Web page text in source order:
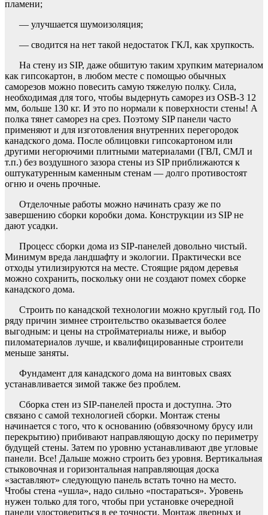
пламени;
— улучшается шумоизоляция;
— сводится на нет такой недостаток ГКЛ, как хрупкость.
На стену из SIP, даже обшитую таким хрупким материалом
как гипсокартон, в любом месте с помощью обычных
саморезов можно повесить самую тяжелую полку. Сила,
необходимая для того, чтобы выдернуть саморез из OSB-3 12
мм, больше 130 кг. И это по нормали к поверхности стены! А
полка тянет саморез на срез. Поэтому SIP панели часто
применяют и для изготовления внутренних перегородок
канадского дома. После облицовки гипсокартоном или
другими негорючими плитными материалами (ГВЛ, СМЛ и
т.п.) без воздушного зазора стены из SIP приближаются к
оштукатуренным каменным стенам — долго противостоят
огню и очень прочные.
Отделочные работы можно начинать сразу же по
завершению сборки коробки дома. Конструкции из SIP не
дают усадки.
Процесс сборки дома из SIP-панелей довольно чистый.
Минимум вреда ландшафту и экологии. Практически все
отходы утилизируются на месте. Стоящие рядом деревья
можно сохранить, поскольку они не создают помех сборке
канадского дома.
Строить по канадской технологии можно круглый год. По
ряду причин зимнее строительство оказывается более
выгодным: и цены на стройматериалы ниже, и выбор
пиломатериалов лучше, и квалифицированные строители
меньше заняты.
Фундамент для канадского дома на винтовых сваях
устанавливается зимой также без проблем.
Сборка стен из SIP-панелей проста и доступна. Это
связано с самой технологией сборки. Монтаж стены
начинается с того, что к основанию (обвязочному брусу или
перекрытию) прибивают направляющую доску по периметру
будущей стены. Затем по уровню устанавливают две угловые
панели. Все! Дальше можно строить без уровня. Вертикальная
стыковочная и горизонтальная направляющая доска
«заставляют» следующую панель встать точно на место.
Чтобы стена «ушла», надо сильно «постараться». Уровень
нужен только для того, чтобы при установке очередной
панели удостовериться в ее точности. Монтаж дверных и